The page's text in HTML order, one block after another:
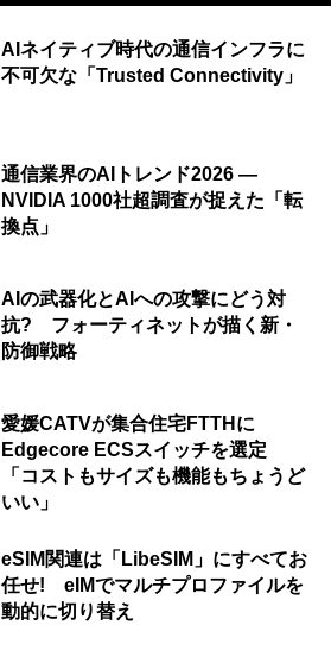
AIネイティブ時代の通信インフラに
不可欠な「Trusted Connectivity」
通信業界のAIトレンド2026 ―
NVIDIA 1000社超調査が捉えた「転
換点」
AIの武器化とAIへの攻撃にどう対
抗? フォーティネットが描く新・
防御戦略
愛媛CATVが集合住宅FTTHに
Edgecore ECSスイッチを選定
「コストもサイズも機能もちょうど
いい」
eSIM関連は「LibeSIM」にすべてお
任せ! eIMでマルチプロファイルを
動的に切り替え